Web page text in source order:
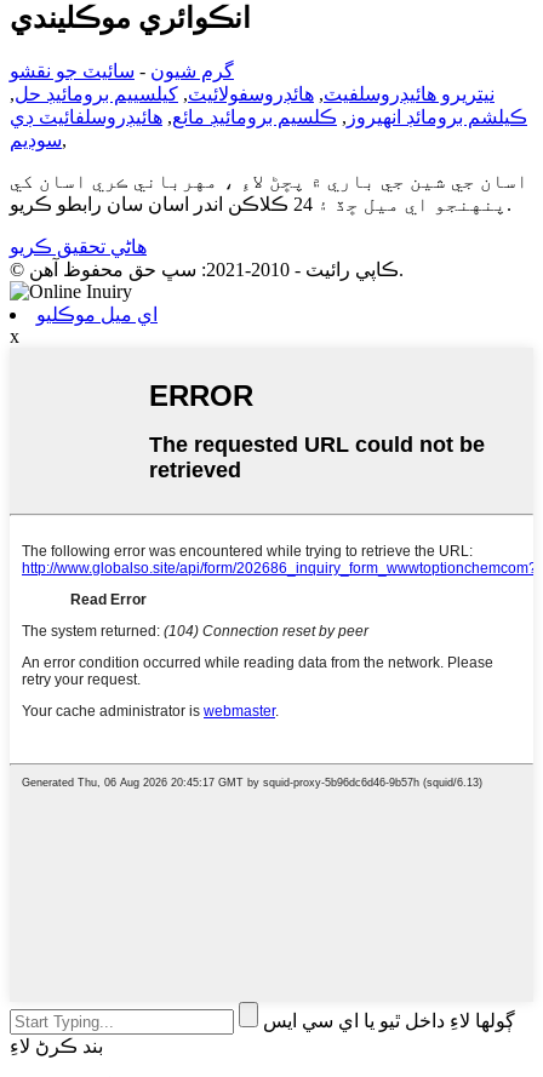
انڪوائري موڪليندي
گرم شيون - سائيٽ جو نقشو
نيتريرو هائيڊروسلفيٽ, هائڊروسفولائيٽ, کیلسييم برومائيڊ حل,
ڪيلشم برومائڊ انھيروز , ڪلسيم برومائيڊ مائع, هائيڊروسلفائيٽ ڊي
سوڊيم,
اسان جي شين جي باري ۾ پڇڻ لاءِ ، مهرباني ڪري اسان کي
پنهنجو اي ميل ڇڏ ۽ 24 ڪلاڪن اندر اسان سان رابطو ڪريو.
هاڻي تحقيق ڪريو
© ڪاپي رائيٽ - 2010-2021: سڀ حق محفوظ آهن.
اي ميل موڪليو
x
ڳولھا لاءِ داخل ٿيو يا اي سي ايس
بند ڪرڻ لاءِ